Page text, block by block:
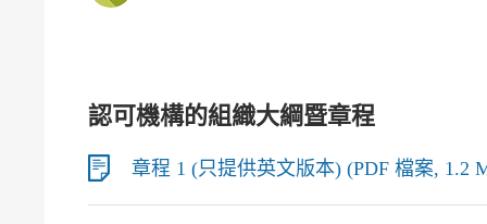
認可機構的組織大綱暨章程
章程 1 (只提供英文版本) (PDF 檔案, 1.2